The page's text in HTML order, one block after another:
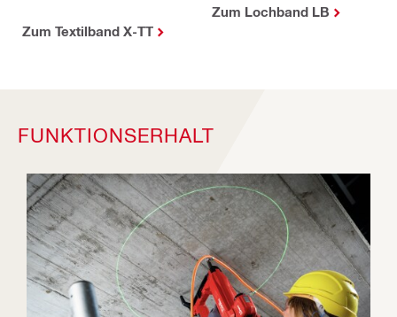
Zum Textilband X-TT
Zum Lochband LB
FUNKTIONSERHALT